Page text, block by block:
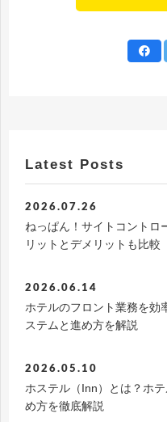
Latest Posts
2026.07.26
ねっぱん！サイトコントロ
リットとデメリットも比較
2026.06.14
ホテルのフロント業務を効
ステムと進め方を解説
2026.05.10
ホステル（Inn）とは？ホ
め方を徹底解説